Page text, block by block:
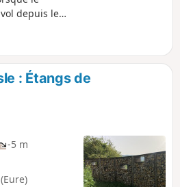
depuis le
de cette
niché dans
verdure. Avec
de vue et
Vernier
unique
la
au
sont
: Étangs de
-5 m